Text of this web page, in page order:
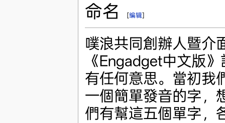
命名 [编辑]
噗浪共同創辦人暨介
《Engadget中文版
有任何意思。當初我
一個簡單發音的字，
們有幫這五個單字，